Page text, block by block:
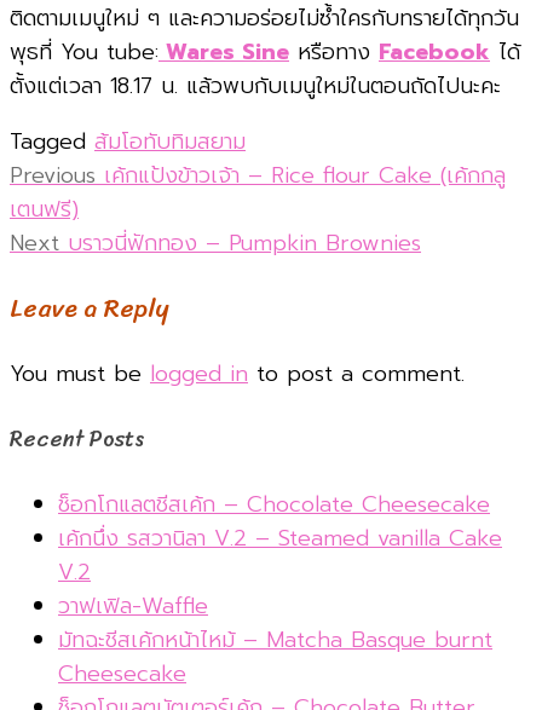
ติดตามเมนูใหม่ ๆ และความอร่อยไม่ซ้ำใครกับทรายได้ทุกวัน
พุธที่ You tube:Wares Sine หรือทาง Facebook ได้
ตั้งแต่เวลา 18.17 น. แล้วพบกับเมนูใหม่ในตอนถัดไปนะคะ
Tagged ส้มโอทับทิมสยาม
Post
navigation
Previous Previous
เค้กแป้งข้าวเจ้า – Rice flour Cake (เค้กกลู
เตนฟรี)
Next Next
บราวนี่ฟักทอง – Pumpkin Brownies
Leave a Reply
You must be logged in to post a comment.
Recent Posts
ช็อกโกแลตชีสเค้ก – Chocolate Cheesecake
เค้กนึ่ง รสวานิลา V.2 – Steamed vanilla Cake
V.2
วาฟเฟิล-Waffle
มัทฉะชีสเค้กหน้าไหม้ – Matcha Basque burnt
Cheesecake